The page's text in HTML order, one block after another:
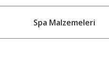
Spa Malzemeleri